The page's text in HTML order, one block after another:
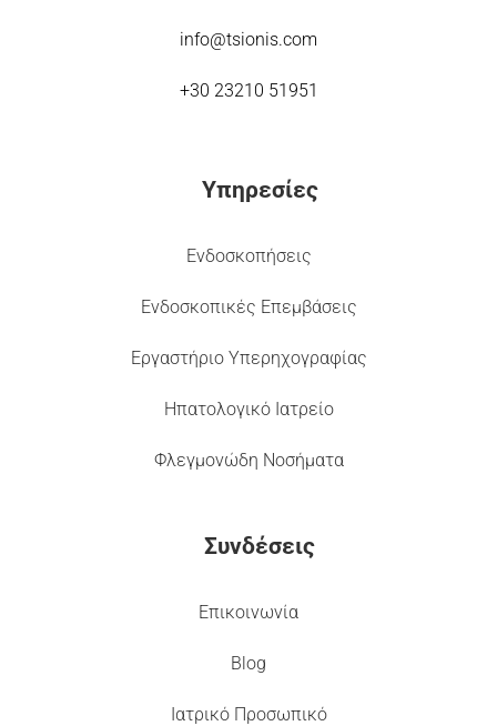
info@tsionis.com
+30 23210 51951
Υπηρεσίες
Ενδοσκοπήσεις
Ενδοσκοπικές Επεμβάσεις
Εργαστήριο Υπερηχογραφίας
Ηπατολογικό Ιατρείο
Φλεγμονώδη Νοσήματα
Συνδέσεις
Επικοινωνία
Blog
Ιατρικό Προσωπικό